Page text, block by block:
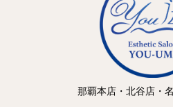
那覇本店・北谷店・